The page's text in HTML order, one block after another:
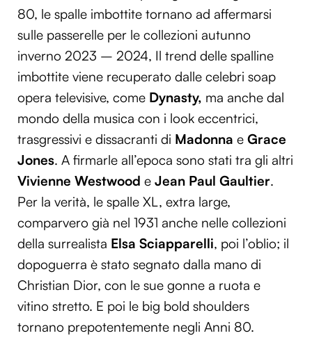
80, le spalle imbottite tornano ad affermarsi
sulle passerelle per le collezioni autunno
inverno 2023 – 2024, Il trend delle spalline
imbottite viene recuperato dalle celebri soap
opera televisive, come Dynasty, ma anche dal
mondo della musica con i look eccentrici,
trasgressivi e dissacranti di Madonna e Grace
Jones. A firmarle all’epoca sono stati tra gli altri
Vivienne Westwood e Jean Paul Gaultier.
Per la verità, le spalle XL, extra large,
comparvero già nel 1931 anche nelle collezioni
della surrealista Elsa Sciapparelli, poi l’oblio; il
dopoguerra è stato segnato dalla mano di
Christian Dior, con le sue gonne a ruota e
vitino stretto. E poi le big bold shoulders
tornano prepotentemente negli Anni 80.